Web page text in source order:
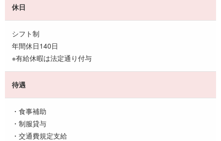
休日
シフト制
年間休日140日
※有給休暇は法定通り付与
待遇
・食事補助
・制服貸与
・交通費規定支給